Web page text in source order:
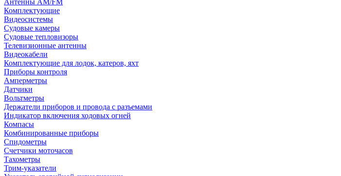
Антенны AM/FM
Комплектующие
Видеосистемы
Судовые камеры
Cудовые тепловизоры
Телевизионные антенны
Видеокабели
Комплектующие для лодок, катеров, яхт
Приборы контроля
Амперметры
Датчики
Вольтметры
Держатели приборов и провода с разъемами
Индикатор включения ходовых огней
Компасы
Комбинированные приборы
Спидометры
Счетчики моточасов
Тахометры
Трим-указатели